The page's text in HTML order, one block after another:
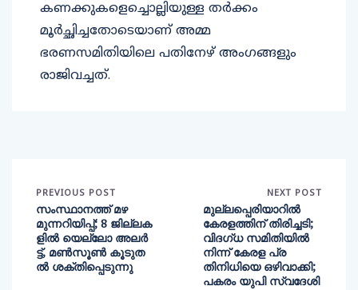
കണക്കുകളെച്ചൊല്ലിയുള്ള തർക്കം
മൂർച്ഛിച്ചതോടെയാണ് അമ്മ
ഭരണസമിതിയിലെ പതിനേഴ് അംഗങ്ങളും
രാജിവച്ചത്.
PREVIOUS POST
സംസ്ഥാനത്ത് മഴ
മുന്നറിയിപ്പ്; 8 ജില്ലക
ളിൽ യെല്ലോ അലർ
ട്ട്, മൺസൂൺ കൂടുത
ൽ ശക്തിപ്പെടുന്നു
NEXT POST
മുല്ലപ്പെരിയാറിൽ
കേരളത്തിന് തിരിച്ചടി;
വിദ​ഗ്ധ സമിതിയിൽ
നിന്ന് കേരള പ്ര
തിനിധിയെ ഒഴിവാക്കി;
പകരം യുപി സ്വദേശി